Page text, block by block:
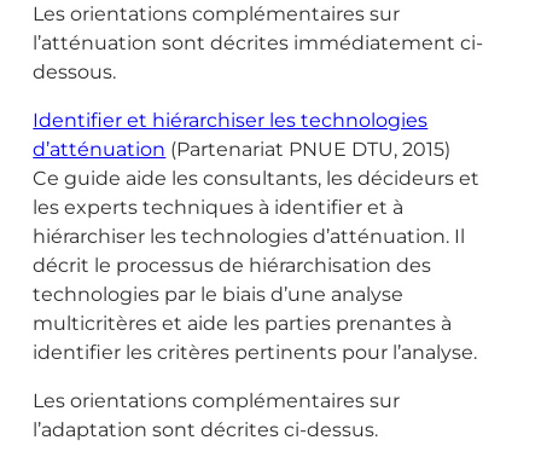
Les orientations complémentaires sur
l’atténuation sont décrites immédiatement ci-
dessous.
Identifier et hiérarchiser les technologies
d’atténuation (Partenariat PNUE DTU, 2015)
Ce guide aide les consultants, les décideurs et
les experts techniques à identifier et à
hiérarchiser les technologies d’atténuation. Il
décrit le processus de hiérarchisation des
technologies par le biais d’une analyse
multicritères et aide les parties prenantes à
identifier les critères pertinents pour l’analyse.
Les orientations complémentaires sur
l’adaptation sont décrites ci-dessus.